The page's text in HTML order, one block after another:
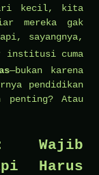
kecil, kita
mereka gak
sayangnya,
institusi cuma
—bukan karena
pendidikan
Atau
Wajib
Harus